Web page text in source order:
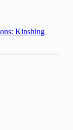
Kinshing